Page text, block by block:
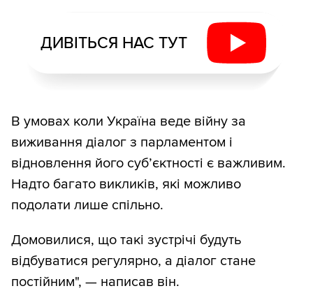
ДИВІТЬСЯ НАС ТУТ
В умовах коли Україна веде війну за
виживання діалог з парламентом і
відновлення його суб’єктності є важливим.
Надто багато викликів, які можливо
подолати лише спільно.
Домовилися, що такі зустрічі будуть
відбуватися регулярно, а діалог стане
постійним", — написав він.